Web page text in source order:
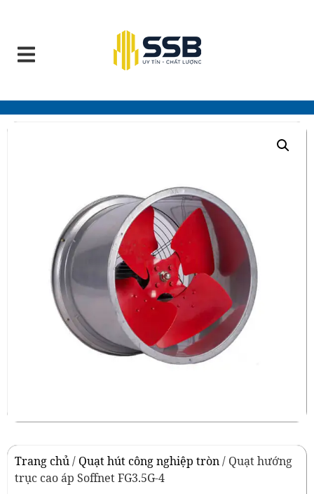
Trang chủ/ Quạt hút công nghiệp tròn/ Quạt hướng
trục cao áp Soffnet FG3.5G-4